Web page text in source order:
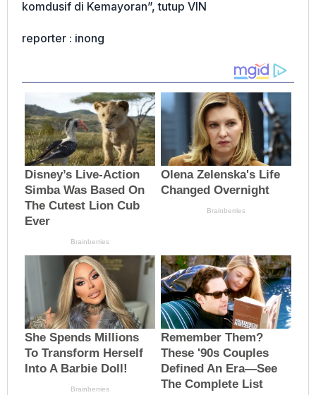
komdusif di Kemayoran”, tutup VIN
reporter : inong